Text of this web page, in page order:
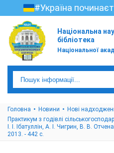
#Україна
Національна
бібліотека
Національної
Головна Новини Нові
Практикум з годівлі
І. І. Ібатуллін, А. І. Чигрин, В. В.
2013. - 442 с.